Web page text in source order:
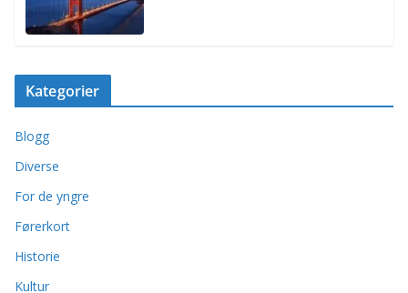
Kategorier
Blogg
Diverse
For de yngre
Førerkort
Historie
Kultur